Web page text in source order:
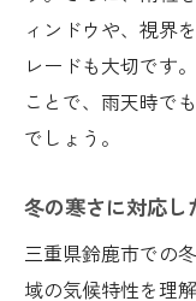
ィンドウや、視界
レードも大切です
ことで、雨天時で
でしょう。
冬の寒さに対応し
三重県鈴鹿市での
域の気候特性を理